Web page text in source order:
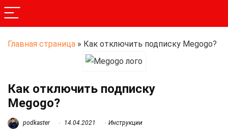
Главная страница » Как отключить подписку Megogo?
Как отключить подписку
Megogo?
podkaster 14.04.2021 Инструкции